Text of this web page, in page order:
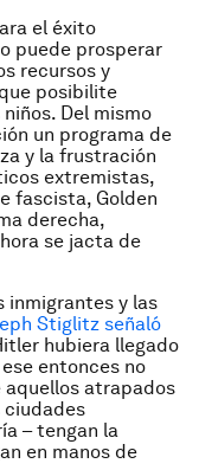
el éxito
puede prosperar
recursos y
posibilite
Del mismo
un programa de
y la frustración
extremistas,
fascista, Golden
derecha,
se jacta de
inmigrantes y las
Stiglitz señaló
hubiera llegado
entonces no
aquellos atrapados
ciudades
– tengan la
en manos de